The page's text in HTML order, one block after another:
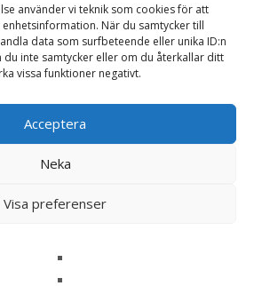
använder vi teknik som cookies för att
När du samtycker till
data som surfbeteende eller unika ID:n
inte samtycker eller om du återkallar ditt
vissa funktioner negativt.
Acceptera
Neka
Visa preferenser
recensera ”Essential
Paté Hundfoder – 6 x 400 g
inte publiceras. Obligatoriska fält